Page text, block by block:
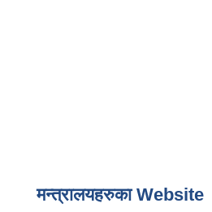
मन्त्रालयहरुका Website